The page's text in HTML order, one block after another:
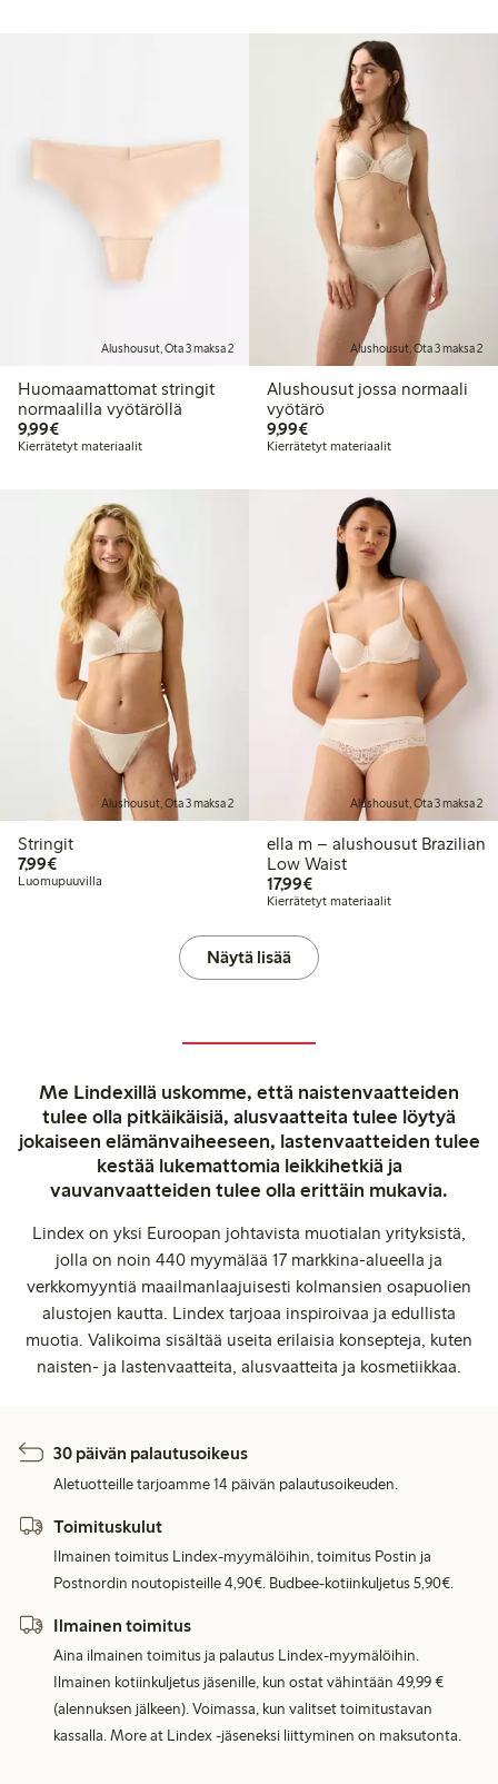
Alushousut, Ota 3 maksa 2
Huomaamattomat stringit
normaalilla vyötäröllä
9,99€9,99 €
Kierrätetyt materiaalit
Alushousut, Ota 3 maksa 2
Alushousut jossa normaali
vyötärö
9,99€9,99 €
Kierrätetyt materiaalit
Alushousut, Ota 3 maksa 2
Stringit
7,99€7,99 €
Luomupuuvilla
Alushousut, Ota 3 maksa 2
ella m – alushousut Brazilian
Low Waist
17,99€17,99 €
Kierrätetyt materiaalit
Näytä lisää
Me Lindexillä uskomme, että naistenvaatteiden
tulee olla pitkäikäisiä, alusvaatteita tulee löytyä
jokaiseen elämänvaiheeseen, lastenvaatteiden tulee
kestää lukemattomia leikkihetkiä ja
vauvanvaatteiden tulee olla erittäin mukavia.
Lindex on yksi Euroopan johtavista muotialan yrityksistä,
jolla on noin 440 myymälää 17 markkina-alueella ja
verkkomyyntiä maailmanlaajuisesti kolmansien osapuolien
alustojen kautta. Lindex tarjoaa inspiroivaa ja edullista
muotia. Valikoima sisältää useita erilaisia konsepteja, kuten
naisten- ja lastenvaatteita, alusvaatteita ja kosmetiikkaa.
30 päivän palautusoikeus
Aletuotteille tarjoamme 14 päivän palautusoikeuden.
Toimituskulut
Ilmainen toimitus Lindex-myymälöihin, toimitus Postin ja
Postnordin noutopisteille 4,90€. Budbee-kotiinkuljetus 5,90€.
Ilmainen toimitus
Aina ilmainen toimitus ja palautus Lindex-myymälöihin.
Ilmainen kotiinkuljetus jäsenille, kun ostat vähintään 49,99 €
(alennuksen jälkeen). Voimassa, kun valitset toimitustavan
kassalla. More at Lindex -jäseneksi liittyminen on maksutonta.